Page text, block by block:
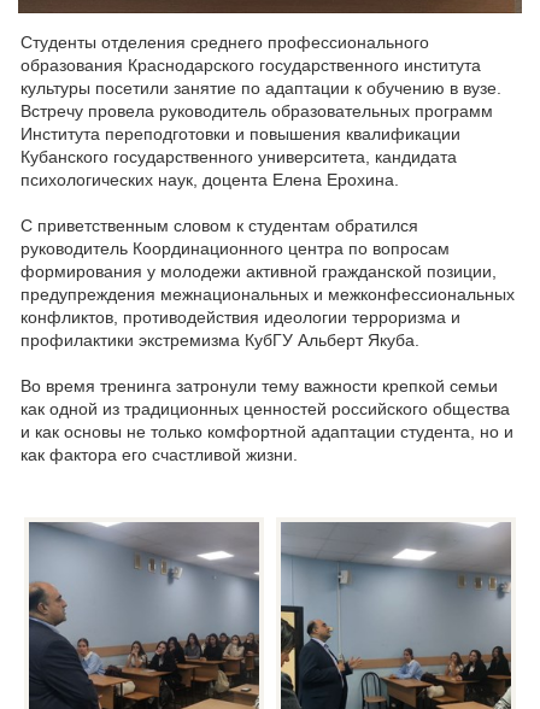
Студенты отделения среднего профессионального
образования Краснодарского государственного института
культуры посетили занятие по адаптации к обучению в вузе.
Встречу провела руководитель образовательных программ
Института переподготовки и повышения квалификации
Кубанского государственного университета, кандидата
психологических наук, доцента Елена Ерохина.
С приветственным словом к студентам обратился
руководитель Координационного центра по вопросам
формирования у молодежи активной гражданской позиции,
предупреждения межнациональных и межконфессиональных
конфликтов, противодействия идеологии терроризма и
профилактики экстремизма КубГУ Альберт Якуба.
Во время тренинга затронули тему важности крепкой семьи
как одной из традиционных ценностей российского общества
и как основы не только комфортной адаптации студента, но и
как фактора его счастливой жизни.